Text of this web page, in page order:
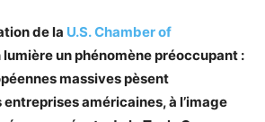
de la U.S. Chamber of
lumière un phénomène préoccupant :
massives pèsent
américaines, à l’image